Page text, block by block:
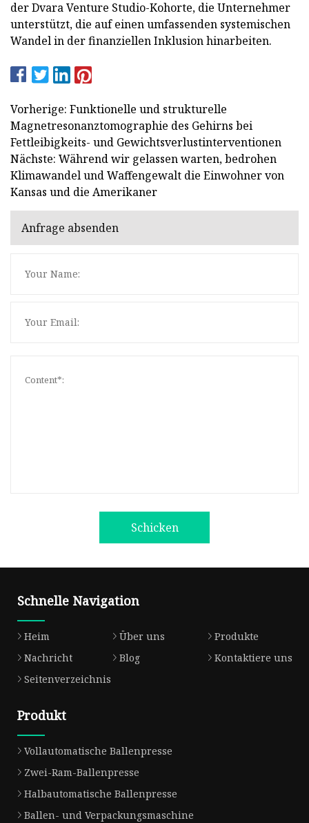
der Dvara Venture Studio-Kohorte, die Unternehmer
unterstützt, die auf einen umfassenden systemischen
Wandel in der finanziellen Inklusion hinarbeiten.
Vorherige: Funktionelle und strukturelle
Magnetresonanztomographie des Gehirns bei
Fettleibigkeits- und Gewichtsverlustinterventionen
Nächste: Während wir gelassen warten, bedrohen
Klimawandel und Waffengewalt die Einwohner von
Kansas und die Amerikaner
Anfrage absenden
Schicken
Schnelle Navigation
Heim Über uns
Produkte
Nachricht
Blog
Kontaktiere uns
Seitenverzeichnis
Produkt
Vollautomatische Ballenpresse
Zwei-Ram-Ballenpresse
Halbautomatische Ballenpresse
Ballen- und Verpackungsmaschine